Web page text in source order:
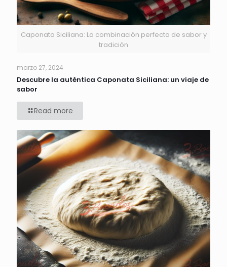
Caponata Siciliana: La combinación perfecta de sabor y
tradición
marzo 27, 2024
Descubre la auténtica Caponata Siciliana: un viaje de
sabor
Read more